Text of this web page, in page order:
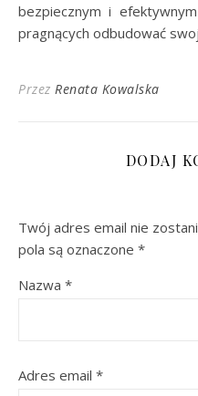
bezpiecznym i
pragnących odbudować
Przez Renata Kowalska
DODAJ
Twój adres email nie
pola są oznaczone *
Nazwa *
Adres email *